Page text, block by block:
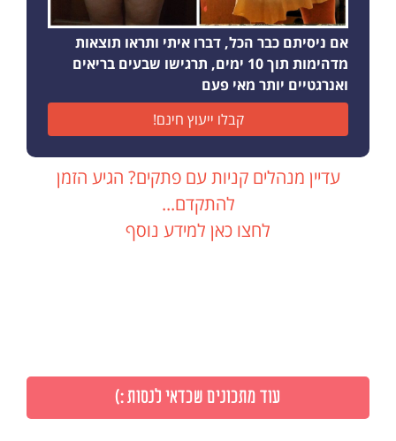
אם ניסיתם כבר הכל, דברו איתי ותראו תוצאות
מדהימות תוך 10 ימים, תרגישו שבעים בריאים
ואנרגטיים יותר מאי פעם
קבלו ייעוץ חינם!
עדיין מנהלים קניות עם פתקים? הגיע הזמן
להתקדם...
לחצו כאן למידע נוסף
עוד מתכונים שכדאי לנסות :)